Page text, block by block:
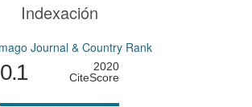
Indexación
0.1
2020
CiteScore